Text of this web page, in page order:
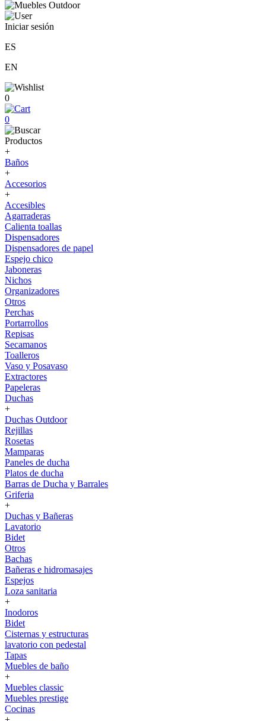
Iniciar sesión
ES
EN
0
0
Productos
+
Baños
+
Accesorios
+
Accesibles
Agarraderas
Calienta toallas
Dispensadores
Dispensadores de papel
Espejo chico
Jaboneras
Nichos
Organizadores
Otros
Perchas
Portarrollos
Repisas
Secamanos
Toalleros
Vaso y Posavaso
Extractores
Papeleras
Duchas
+
Duchas Outdoor
Rejillas
Rosetas
Mamparas
Paneles de ducha
Platos de ducha
Barras de Ducha y Barrales
Griferia
+
Duchas y Bañeras
Lavatorio
Bidet
Otros
Bachas
Bañeras e hidromasajes
Espejos
Loza sanitaria
+
Inodoros
Bidet
Cisternas y estructuras
lavatorio con pedestal
Tapas
Muebles de baño
+
Muebles classic
Muebles prestige
Cocinas